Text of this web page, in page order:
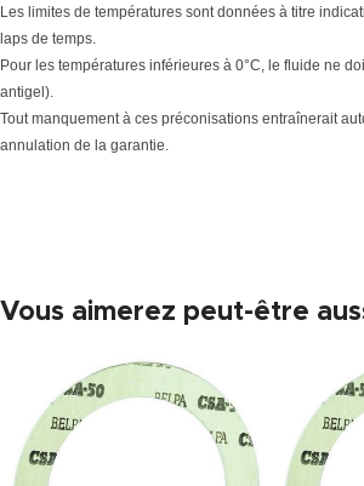
Les limites de températures sont données à titre
laps de temps.
Pour les températures inférieures à 0°C, le fluide ne
antigel).
Tout manquement à ces préconisations entraînerait
annulation de la garantie.
Vous aimerez peut-être